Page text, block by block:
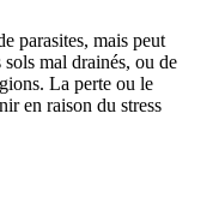
parasites, mais peut
mal drainés, ou de
La perte ou le
en raison du stress